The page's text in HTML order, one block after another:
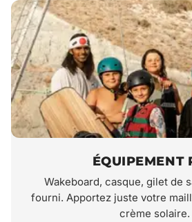
ÉQUIPEMENT
Wakeboard, casque, gilet de
fourni. Apportez juste votre
crème solaire.